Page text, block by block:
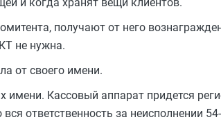
получают от него
не нужна.
от своего имени.
Кассовый аппарат придется
ответственность за неисполнении